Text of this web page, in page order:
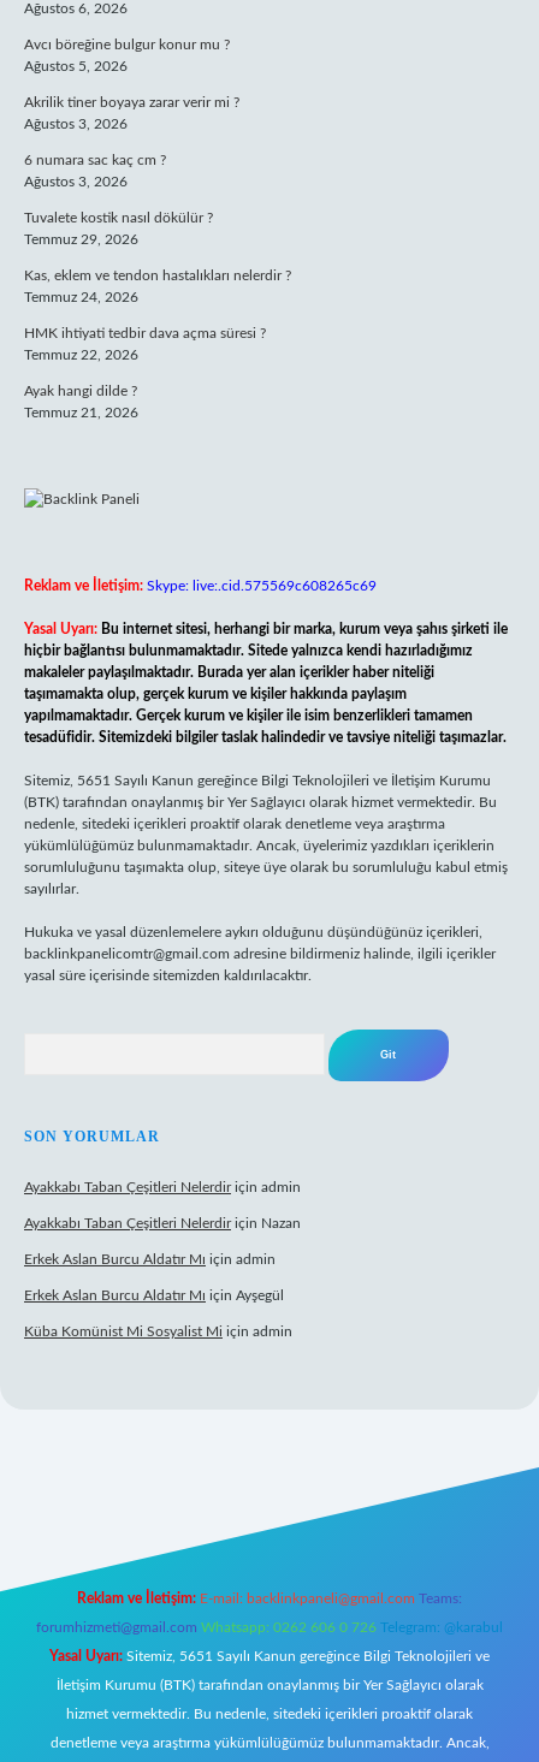
Ağustos 6, 2026
Avcı böreğine bulgur konur mu ?
Ağustos 5, 2026
Akrilik tiner boyaya zarar verir mi ?
Ağustos 3, 2026
6 numara sac kaç cm ?
Ağustos 3, 2026
Tuvalete kostik nasıl dökülür ?
Temmuz 29, 2026
Kas, eklem ve tendon hastalıkları nelerdir ?
Temmuz 24, 2026
HMK ihtiyati tedbir dava açma süresi ?
Temmuz 22, 2026
Ayak hangi dilde ?
Temmuz 21, 2026
Reklam ve İletişim: Skype: live:.cid.575569c608265c69
Yasal Uyarı: Bu internet sitesi, herhangi bir marka, kurum veya şahıs şirketi ile
hiçbir bağlantısı bulunmamaktadır. Sitede yalnızca kendi hazırladığımız
makaleler paylaşılmaktadır. Burada yer alan içerikler haber niteliği
taşımamakta olup, gerçek kurum ve kişiler hakkında paylaşım
yapılmamaktadır. Gerçek kurum ve kişiler ile isim benzerlikleri tamamen
tesadüfidir. Sitemizdeki bilgiler taslak halindedir ve tavsiye niteliği taşımazlar.
Sitemiz, 5651 Sayılı Kanun gereğince Bilgi Teknolojileri ve İletişim Kurumu
(BTK) tarafından onaylanmış bir Yer Sağlayıcı olarak hizmet vermektedir. Bu
nedenle, sitedeki içerikleri proaktif olarak denetleme veya araştırma
yükümlülüğümüz bulunmamaktadır. Ancak, üyelerimiz yazdıkları içeriklerin
sorumluluğunu taşımakta olup, siteye üye olarak bu sorumluluğu kabul etmiş
sayılırlar.
Hukuka ve yasal düzenlemelere aykırı olduğunu düşündüğünüz içerikleri,
backlinkpanelicomtr@gmail.com adresine bildirmeniz halinde, ilgili içerikler
yasal süre içerisinde sitemizden kaldırılacaktır.
SON YORUMLAR
Ayakkabı Taban Çeşitleri Nelerdiriçin admin
Ayakkabı Taban Çeşitleri Nelerdiriçin Nazan
Erkek Aslan Burcu Aldatır Mı için admin
Erkek Aslan Burcu Aldatır Mı için Ayşegül
Küba Komünist Mi Sosyalist Mi için admin
Reklam ve İletişim: E-mail: backlinkpaneli@gmail.com Teams:
forumhizmeti@gmail.com Whatsapp: 0262 606 0 726 Telegram: @karabul
Yasal Uyarı: Sitemiz, 5651 Sayılı Kanun gereğince Bilgi Teknolojileri ve
İletişim Kurumu (BTK) tarafından onaylanmış bir Yer Sağlayıcı olarak
hizmet vermektedir. Bu nedenle, sitedeki içerikleri proaktif olarak
denetleme veya araştırma yükümlülüğümüz bulunmamaktadır. Ancak,